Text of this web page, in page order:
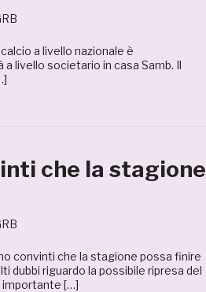
a livello nazionale è
livello societario in casa Samb. Il
che la stagione
convinti che la stagione possa finire
dubbi riguardo la possibile ripresa del
importante […]